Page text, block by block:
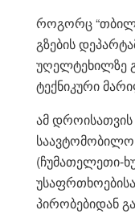
როგორც
გზების
უღელტეხილზე
ტექნიკური
ამ
საავტომობილო
(ჩუმათელეთი-
პირობებიდან